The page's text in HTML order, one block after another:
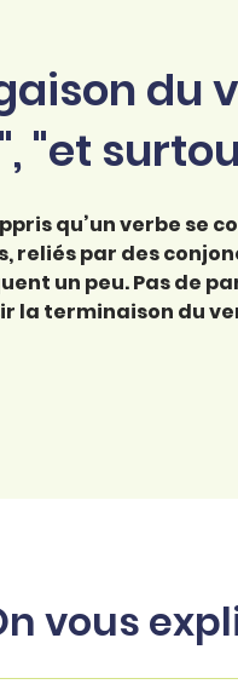
du
"et
qu’un verbe se
reliés par des
un peu. Pas de
la terminaison du
vous